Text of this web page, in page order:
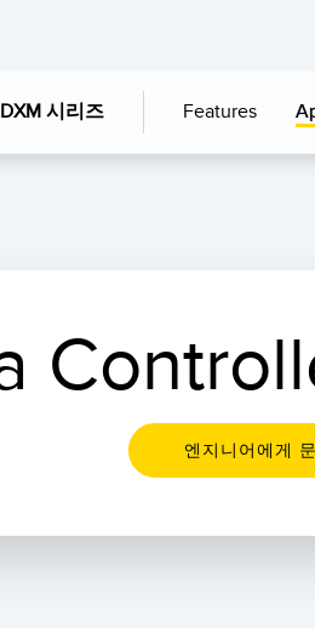
시리즈 Features
엔지니어에게